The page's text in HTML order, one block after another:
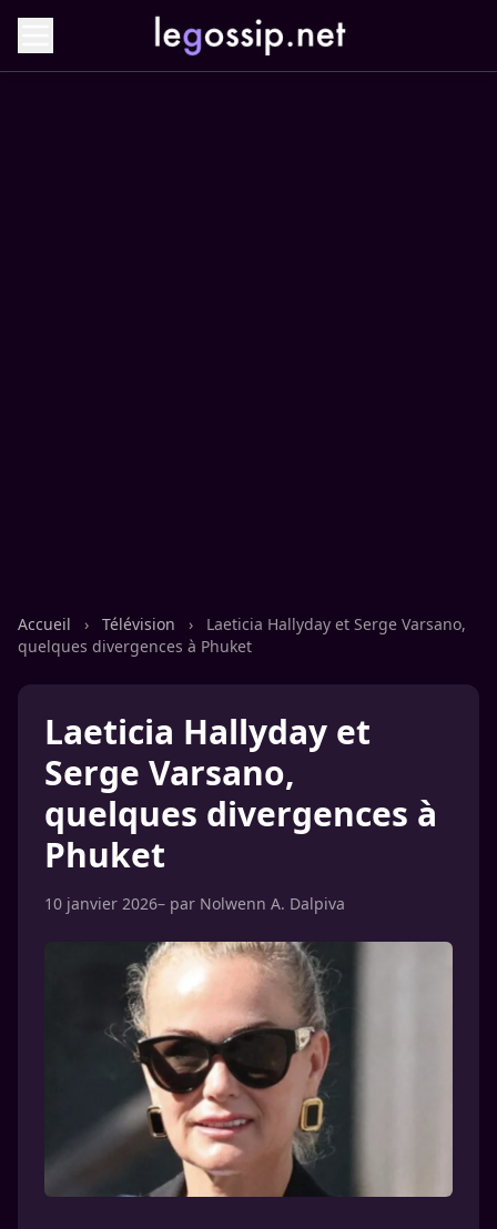
Accueil › Télévision ›
Laeticia Hallyday et Serge Varsano,
quelques divergences à Phuket
Laeticia Hallyday et
Serge Varsano,
quelques divergences à
Phuket
10 janvier 2026– par Nolwenn A. Dalpiva